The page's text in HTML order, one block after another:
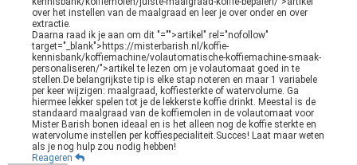
over het instellen van de maalgraad en leer je over onder en over
extractie.
Daarna raad ik je aan om dit "="">artikel " rel="nofollow"
target="_blank">https://misterbarish.nl/koffie-
kennisbank/koffiemachine/volautomatische-koffiemachine-smaak-
personaliseren/">artikel te lezen om je volautomaat goed in te
stellen.De belangrijkste tip is elke stap noteren en maar 1 variabele
per keer wijzigen: maalgraad, koffiesterkte of watervolume. Ga
hiermee lekker spelen tot je de lekkerste koffie drinkt. Meestal is de
standaard maalgraad van de koffiemolen in de volautomaat voor
Mister Barish bonen ideaal en is het alleen nog de koffie sterkte en
watervolume instellen per koffiespecialiteit.Succes! Laat maar weten
als je nog hulp zou nodig hebben!
Reageren